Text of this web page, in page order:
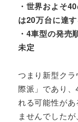
・世界およそ
は20万台に達
・4車型の発売
未定
つまり新型ク
際派」であり
れる可能性が
ませんでした